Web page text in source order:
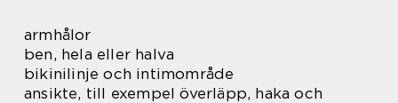
armhålor
ben, hela eller halva
bikinilinje och intimområde
ansikte, till exempel överläpp, haka och